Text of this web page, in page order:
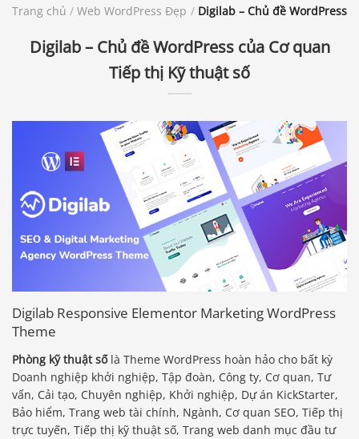
Trang chủ / Web WordPress Đẹp / Digilab – Chủ đề WordPress
Digilab – Chủ đề WordPress của Cơ quan
Tiếp thị Kỹ thuật số
Digilab Responsive Elementor Marketing WordPress
Theme
Phòng kỹ thuật sốlà Theme WordPress hoàn hảo cho bất kỳ
Doanh nghiệp khởi nghiệp, Tập đoàn, Công ty, Cơ quan, Tư
vấn, Cải tạo, Chuyên nghiệp, Khởi nghiệp, Dự án KickStarter,
Bảo hiểm, Trang web tài chính, Ngành, Cơ quan SEO, Tiếp thị
trực tuyến, Tiếp thị kỹ thuật số, Trang web danh mục đầu tư